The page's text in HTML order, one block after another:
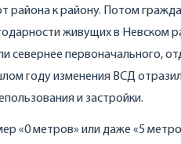
района к району. Потом
живущих в Невском
севернее первоначального,
году изменения ВСД
и застройки.
«0 метров» или даже «5